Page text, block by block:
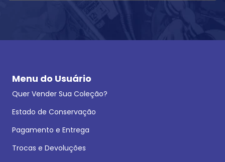
Menu do Usuário
Quer Vender Sua Coleção?
Estado de Conservação
Pagamento e Entrega
Trocas e Devoluções